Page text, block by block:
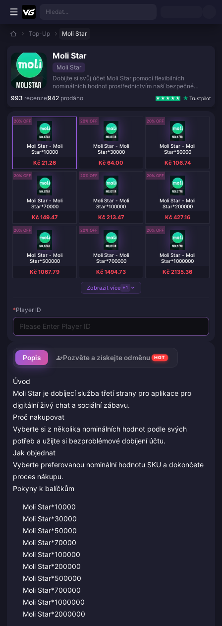
Přejít k hlavnímu obsahu
Hledat...
Top-Up Moli Star
Moli Star
Moli Star
Dobijte si svůj účet Moli Star pomocí flexibilních
nominálních hodnot prostřednictvím naší bezpečné
služby třetí strany.
993 recenze942 prodáno Trustpilot
Popis Pozvěte a získejte odměnu HOT
Úvod
Moli Star je dobíjecí služba třetí strany pro aplikace pro
digitální živý chat a sociální zábavu.
Proč nakupovat
Vyberte si z několika nominálních hodnot podle svých
potřeb a užijte si bezproblémové dobíjení účtu.
Jak objednat
Vyberte preferovanou nominální hodnotu SKU a dokončete
proces nákupu.
Pokyny k balíčkům
Moli Star*10000
Moli Star*30000
Moli Star*50000
Moli Star*70000
Moli Star*100000
Moli Star*200000
Moli Star*500000
Moli Star*700000
Moli Star*1000000
Moli Star*2000000
20% OFF
Moli Star - Moli
Star*10000
Kč 21.26
20% OFF
Moli Star - Moli
Star*30000
Kč 64.00
20% OFF
Moli Star - Moli
Star*50000
Kč 106.74
20% OFF
Moli Star - Moli
Star*70000
Kč 149.47
20% OFF
Moli Star - Moli
Star*100000
Kč 213.47
20% OFF
Moli Star - Moli
Star*200000
Kč 427.16
20% OFF
Moli Star - Moli
Star*500000
Kč 1067.79
20% OFF
Moli Star - Moli
Star*700000
Kč 1494.73
20% OFF
Moli Star - Moli
Star*1000000
Kč 2135.36
Zobrazit více +1
*Player ID